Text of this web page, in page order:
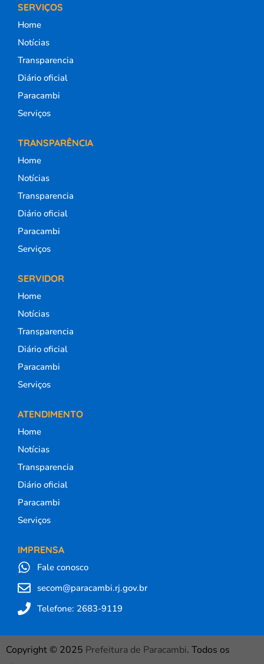
SERVIÇOS
Home
Notícias
Transparencia
Diário oficial
Paracambi
Serviços
TRANSPARÊNCIA
Home
Notícias
Transparencia
Diário oficial
Paracambi
Serviços
SERVIDOR
Home
Notícias
Transparencia
Diário oficial
Paracambi
Serviços
ATENDIMENTO
Home
Notícias
Transparencia
Diário oficial
Paracambi
Serviços
IMPRENSA
Fale conosco
secom@paracambi.rj.gov.br
Telefone: 2683-9119
Copyright © 2025 Prefeitura de Paracambi. Todos os